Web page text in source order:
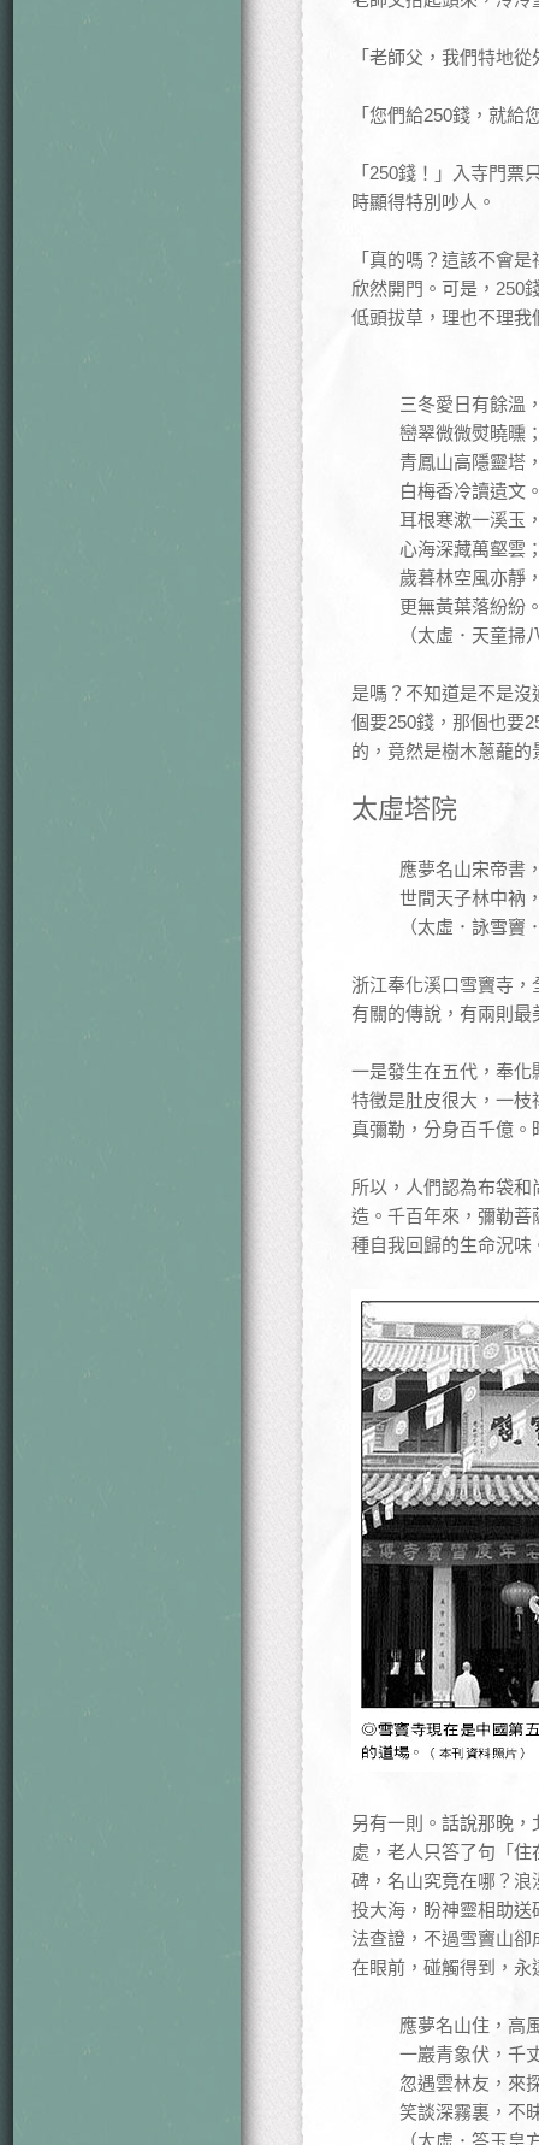
「老師父，我們特地
「您們給250錢，就給
「250錢！」入寺門
時顯得特別吵人。
「真的嗎？這該不會
欣然開門。可是，250
低頭拔草，理也不理
三冬愛日有餘溫
巒翠微微熨曉曛
青鳳山高隱靈塔
白梅香冷讀遺文
耳根寒漱一溪玉
心海深藏萬壑雲
歲暮林空風亦靜
更無黃葉落紛紛
（太虛．天童掃
是嗎？不知道是不是
個要250錢，那個也要
的，竟然是樹木蔥蘢的
太虛塔院
應夢名山宋帝書
世間天子林中衲
（太虛．詠雪竇
浙江奉化溪口雪竇寺
有關的傳說，有兩則最
一是發生在五代，奉
特徵是肚皮很大，一
真彌勒，分身百千億
所以，人們認為布袋
造。千百年來，彌勒
種自我回歸的生命況味
另有一則。話說那晚
處，老人只答了句「
碑，名山究竟在哪？
投大海，盼神靈相助
法查證，不過雪竇山
在眼前，碰觸得到，
應夢名山住，高
一巖青象伏，千
忽遇雲林友，來
笑談深霧裏，不
（太虛．答玉皇